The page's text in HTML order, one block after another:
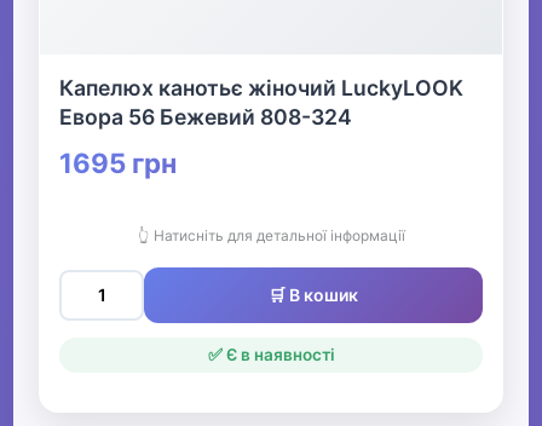
Капелюх канотьє жіночий LuckyLOOK
Евора 56 Бежевий 808-324
1695 грн
👆 Натисніть для детальної інформації
🛒 В кошик
✅ Є в наявності